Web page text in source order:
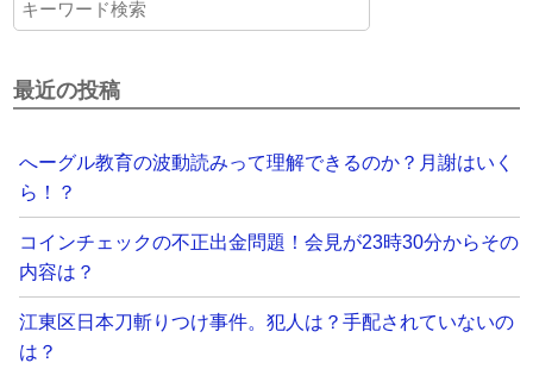
最近の投稿
へーグル教育の波動読みって理解できるのか？月謝はいく
ら！？
コインチェックの不正出金問題！会見が23時30分からその
内容は？
江東区日本刀斬りつけ事件。犯人は？手配されていないの
は？